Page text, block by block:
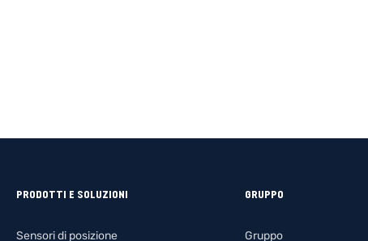
PRODOTTI E SOLUZIONI
Sensori di posizione
GRUPPO
Gruppo